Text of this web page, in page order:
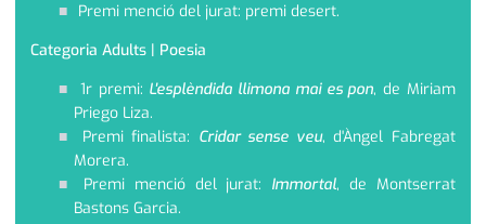
Premi menció del jurat: premi desert.
Categoria Adults | Poesia
1r premi: L'esplèndida llimona mai es pon, de Miriam
Priego Liza.
Premi finalista: Cridar sense veu, d'Àngel Fabregat
Morera.
Premi menció del jurat: Immortal, de Montserrat
Bastons Garcia.